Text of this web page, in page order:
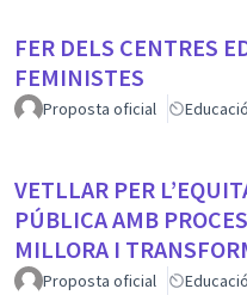
FER DELS CENTRES
FEMINISTES
Proposta oficial Educació
VETLLAR PER
PÚBLICA AMB
MILLORA I
TOTS ELS CENTRES
Proposta oficial Educació